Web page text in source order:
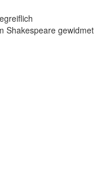
Shakespeare gewidmet